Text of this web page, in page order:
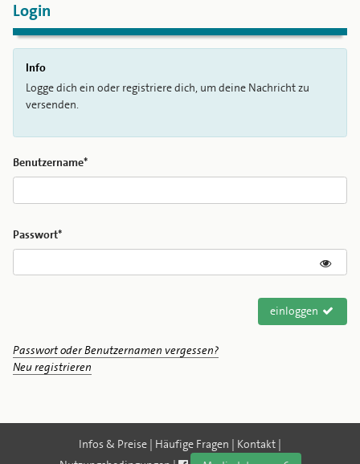
Login
Info
Logge dich ein oder registriere dich, um deine Nachricht zu
versenden.
Benutzername*
Passwort*
einloggen
Passwort oder Benutzernamen vergessen?
Neu registrieren
Infos & Preise | Häufige Fragen | Kontakt |